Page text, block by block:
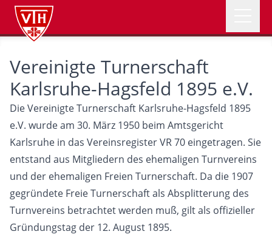
ABTEILUNGEN
VEREIN
ÜBER UNS
SOMMERFEST
Vereinigte Turnerschaft
Karlsruhe-Hagsfeld 1895 e.V.
Die Vereinigte Turnerschaft Karlsruhe-Hagsfeld 1895
e.V. wurde am 30. März 1950 beim Amtsgericht
Karlsruhe in das Vereinsregister VR 70 eingetragen. Sie
entstand aus Mitgliedern des ehemaligen Turnvereins
und der ehemaligen Freien Turnerschaft. Da die 1907
gegründete Freie Turnerschaft als Absplitterung des
Turnvereins betrachtet werden muß, gilt als offizieller
Gründungstag der 12. August 1895.